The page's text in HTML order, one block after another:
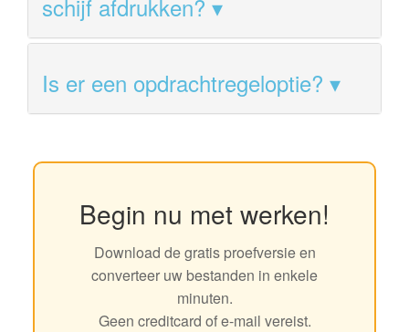
schijf afdrukken?
Is er een opdrachtregeloptie?
Begin nu met werken!
Download de gratis proefversie en
converteer uw bestanden in enkele
minuten.
Geen creditcard of e-mail vereist.